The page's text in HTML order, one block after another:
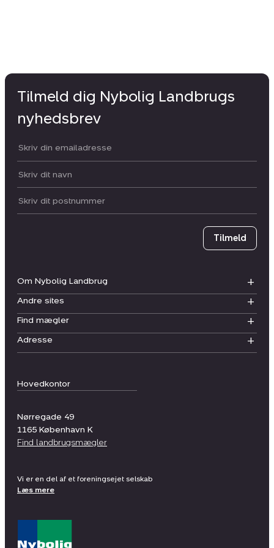
Hovedkontor
Nørregade 49
1165 København K
Find landbrugsmægler
Om Nybolig Landbrug
Andre sites
Find mægler
Adresse
Tilmeld dig Nybolig Landbrugs
nyhedsbrev
Din email:
Dit navn:
Postnummer
Tilmeld
Vi er en del af et foreningsejet selskab
Læs mere